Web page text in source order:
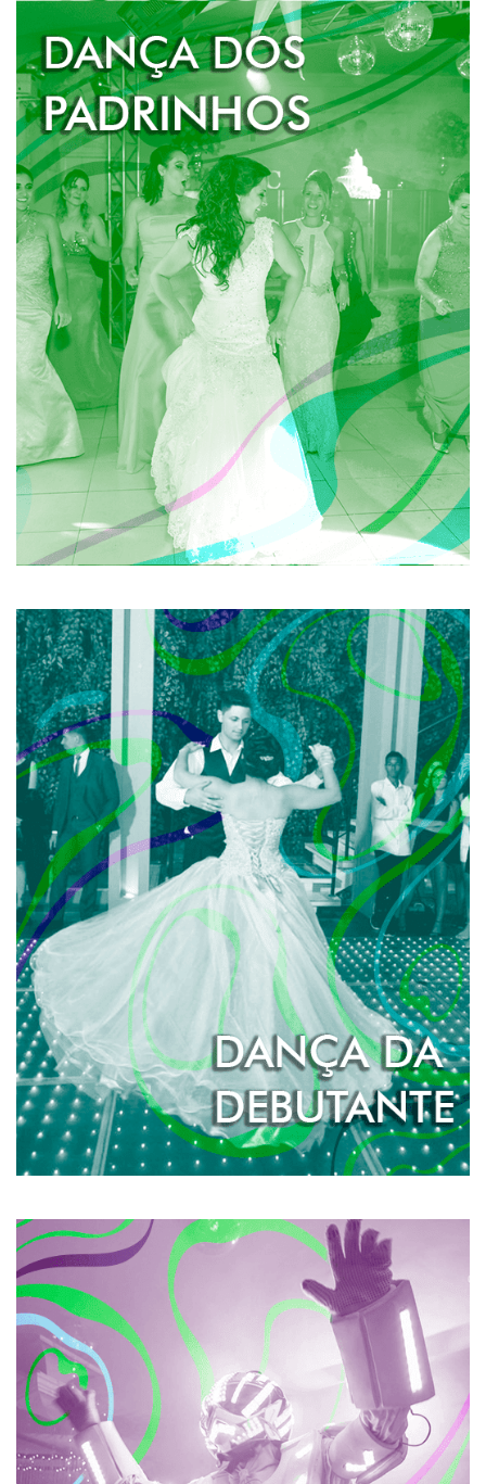
DANÇA DOS PADRINHOS
Quando os noivos querem dividir a pista com os
padrinhos e madrinhas e dar aquele show.
Geralmente os padrinhos e madrinhas entram na pista
para acompanhar os noivos após a primeira dança
dos recém-casados e juntos todos executam
coreografias inusitadas e divertidas em um pot-pourri
de músicas por eles escolhidas.
SAIBA MAIS
DANÇA DA DEBUTANTE
A palavra debutante tem origem no francês e significa
“nova mulher”. É a transição para a amadurecência,
deixando pra traz a menina e transformando- se em
mulher. E essa transformação deve ser marcante. Deve
ser especial. E deve chamar a atenção de todos para
você: menina mulher.
SAIBA MAIS
ROBÔ DE LED
O Robô de LED é a atração ideal para deixar
inesquecível a pista de dança da sua festa. Todos vão
querer dançar e tirar fotos com um de nossos Robôzões
de LED.